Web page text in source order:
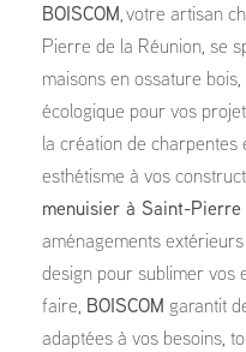
BOISCOM, votre artisan
Pierre de la Réunion, se
maisons en ossature
écologique pour vos
la création de charpentes
esthétisme à vos
menuisier à Saint-Pierre
aménagements
design pour sublimer vos
faire, BOISCOM garantit
adaptées à vos besoins,